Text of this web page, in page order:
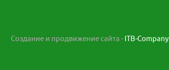
Создание и продвижение сайта - ITB-Company